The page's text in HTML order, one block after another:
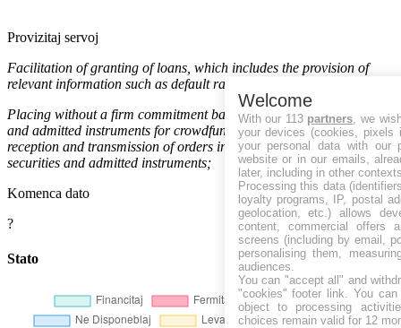
Provizitaj servoj
Facilitation of granting of loans, which includes the provision of
relevant information such as default rates of loans
Placing without a firm commitment basis of transferable securities
and admitted instruments for crowdfunding purposes and the
reception and transmission of orders in relation to those transferable
securities and admitted instruments;
Komenca dato
?
Stato
Welcome
With our 113 partners, we
your devices (cookies, pixels
your personal data with our
website or in our emails,
later, including in other
Processing this data
loyalty programs, IP, postal
geolocation, etc.) allows
content, commercial offers
screens (including by email,
personalising them,
audiences.
You can "accept all" and
"cookies" footer link. You can
object to processing
choices remain valid for 12